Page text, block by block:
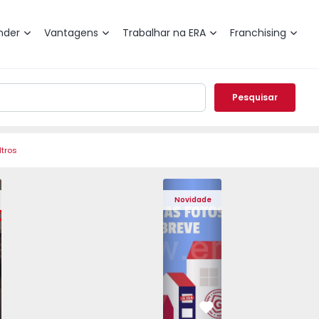
Vantagens Trabalhar na ERA Franchising
Pesquisar
Pedrouços - 1575536 - 7
T3 Maia, Pedrouços - 1575536 - 9
Apartamento T3 Maia, Pedrouços - 1575536 - 8
Apartamento T3 Maia, Pedrouços - 1575536 - 12
Apartamento T3 Maia, Pedrouços -
Apartamento T3 Maia,
Apartamento
Novidade
Apartamento T3 Porto,
Favorito